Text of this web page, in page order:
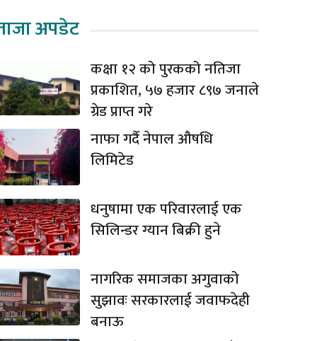
अपडेट
कक्षा १२ को पुरकको नतिजा
प्रकाशित, ५७ हजार ८९७ जनाले
ग्रेड प्राप्त गरे
नाफा गर्दै नेपाल औषधि
लिमिटेड
धनुषामा एक परिवारलाई एक
सिलिन्डर ग्यान बिक्री हुने
नागरिक समाजका अगुवाको
सुझावः सरकारलाई जवाफदेही
बनाऊ